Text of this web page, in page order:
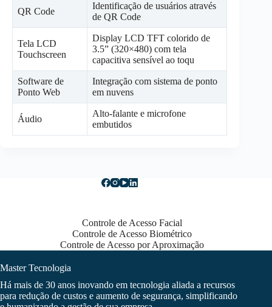
QR Code
Identificação de usuários através
de QR Code
Tela LCD
Touchscreen
Display LCD TFT colorido de
3.5” (320×480) com tela
capacitiva sensível ao toqu
Software de
Ponto Web
Integração com sistema de ponto
em nuvens
Áudio
Alto-falante e microfone
embutidos
Controle de Acesso Facial
Controle de Acesso Biométrico
Controle de Acesso por Aproximação
Master Tecnologia
Há mais de 30 anos inovando em tecnologia aliada a recursos
para redução de custos e aumento de segurança, simplificando